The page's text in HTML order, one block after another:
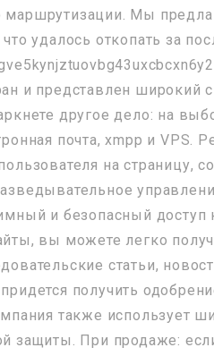
Мы
удалось откопать за
и представлен широкий
другое дело: на
почта, xmpp и VPS.
на
и безопасный
вы можете легко
статьи,
получить
также использует
защиты. При продаже: